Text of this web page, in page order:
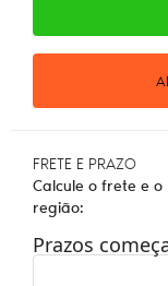
FRETE E PRAZO
Calcule o frete e
região:
Prazos